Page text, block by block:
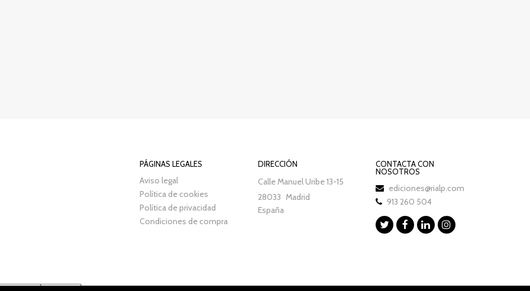
PÁGINAS LEGALES
Aviso legal
Política de cookies
Política de privacidad
Condiciones de compra
DIRECCIÓN
Calle Manuel Uribe 13-15
28033 Madrid
España
CONTACTA CON
NOSOTROS
ediciones@rialp.com
913 260 504